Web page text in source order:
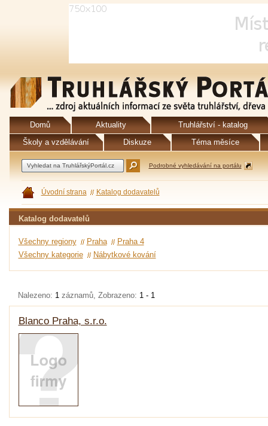
Domů Aktuality
Truhlářství - katalog
Školy a vzdělávání
Diskuze Téma měsíce
Podrobné vyhledávání na portálu
Úvodní strana Katalog dodavatelů
Katalog dodavatelů
Všechny regiony Praha
Praha 4
Všechny kategorie
Nábytkové kování
Nalezeno: 1 záznamů, Zobrazeno: 1 - 1
Blanco Praha, s.r.o.